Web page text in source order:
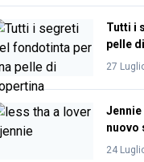
Tutti i
pelle
27
Jennie
nuovo
24